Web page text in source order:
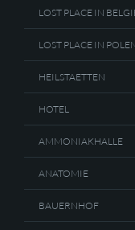
LOST PLACE IN
LOST PLACE IN
HEILSTAETTEN
HOTEL
AMMONIAKHALLE
ANATOMIE
BAUERNHOF